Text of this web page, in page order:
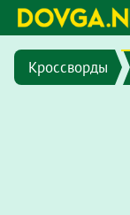
Кроссворды